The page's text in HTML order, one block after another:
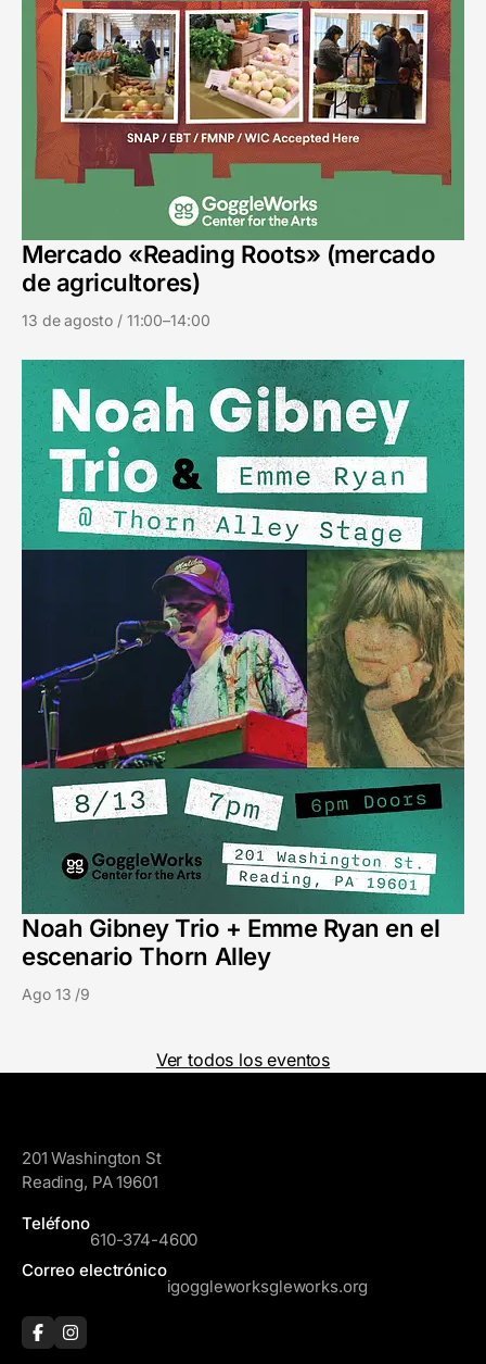
Mercado «Reading Roots» (mercado
de agricultores)
13 de agosto / 11:00–14:00
Noah Gibney Trio + Emme Ryan en el
escenario Thorn Alley
Ago 13 /9
Ver todos los eventos
201 Washington St
Reading, PA 19601
Teléfono
610-374-4600
Correo electrónico
igoggleworksgleworks.org